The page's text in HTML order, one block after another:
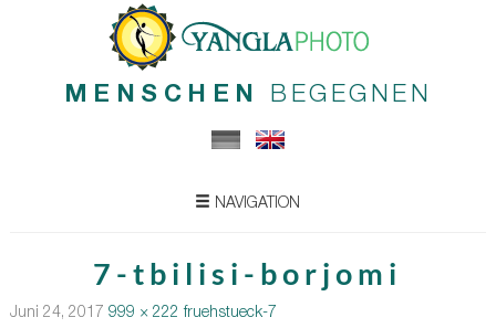
MENSCHEN BEGEGNEN
NAVIGATION
7-tbilisi-borjomi
Juni 24, 2017 999 × 222 fruehstueck-7